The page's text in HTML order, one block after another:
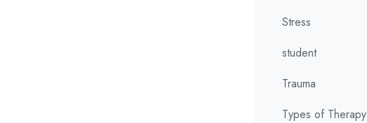
Stress
student
Trauma
Types of Therapy